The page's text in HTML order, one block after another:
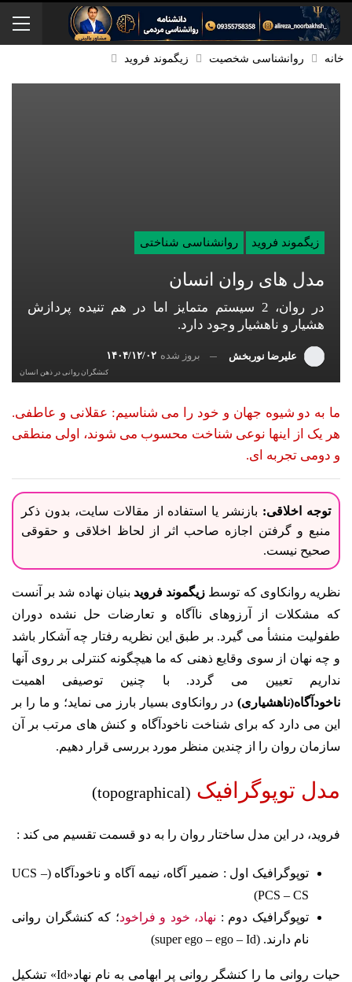
خانه روانشناسی شخصیت زیگموند فروید
زیگموند فروید روانشناسی شناختی
مدل های روان انسان
در روان، 2 سیستم متمایز اما در هم تنیده پردازش
هشیار و ناهشیار وجود دارد.
علیرضا نوربخش بروز شده ۱۴۰۴/۱۲/۰۲
کنشگران روانی در ذهن انسان
ما به دو شیوه جهان و خود را می شناسیم: عقلانی و عاطفی.
هر یک از اینها نوعی شناخت محسوب می شوند، اولی منطقی
و دومی تجربه ای.
توجه اخلاقی: بازنشر یا استفاده از مقالات سایت، بدون ذکر
منبع و گرفتن اجازه صاحب اثر از لحاظ اخلاقی و حقوقی
صحیح نیست.
نظریه روانکاوی که توسط زیگموند فروید بنیان نهاده شد بر آنست
که مشکلات از آرزوهای ناآگاه و تعارضات حل نشده دوران
طفولیت منشأ می گیرد. بر طبق این نظریه رفتار چه آشکار باشد
و چه نهان از سوی وقایع ذهنی که ما هیچگونه کنترلی بر روی آنها
نداریم تعیین می گردد. با چنین توصیفی اهمیت
ناخودآگاه(ناهشیاری) در روانکاوی بسیار بارز می نماید؛ و ما را بر
این می دارد که برای شناخت ناخودآگاه و کنش های مرتب بر آن
سازمان روان را از چندین منظر مورد بررسی قرار دهیم.
مدل توپوگرافیک (topographical)
فروید، در این مدل ساختار روان را به دو قسمت تقسیم می کند :
توپوگرافیک اول : ضمیر آگاه، نیمه آگاه و ناخودآگاه (UCS –
PCS – CS)
توپوگرافیک دوم : نهاد، خود و فراخود؛ که کنشگران روانی
نام دارند. (super ego – ego – Id)
حیات روانی ما را کنشگر روانی پر ابهامی به نام نهاد«Id» تشکیل